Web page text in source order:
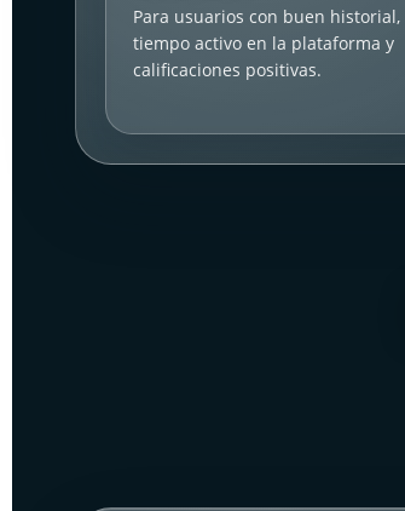
Para usuarios con buen historial,
tiempo activo en la plataforma y
calificaciones positivas.